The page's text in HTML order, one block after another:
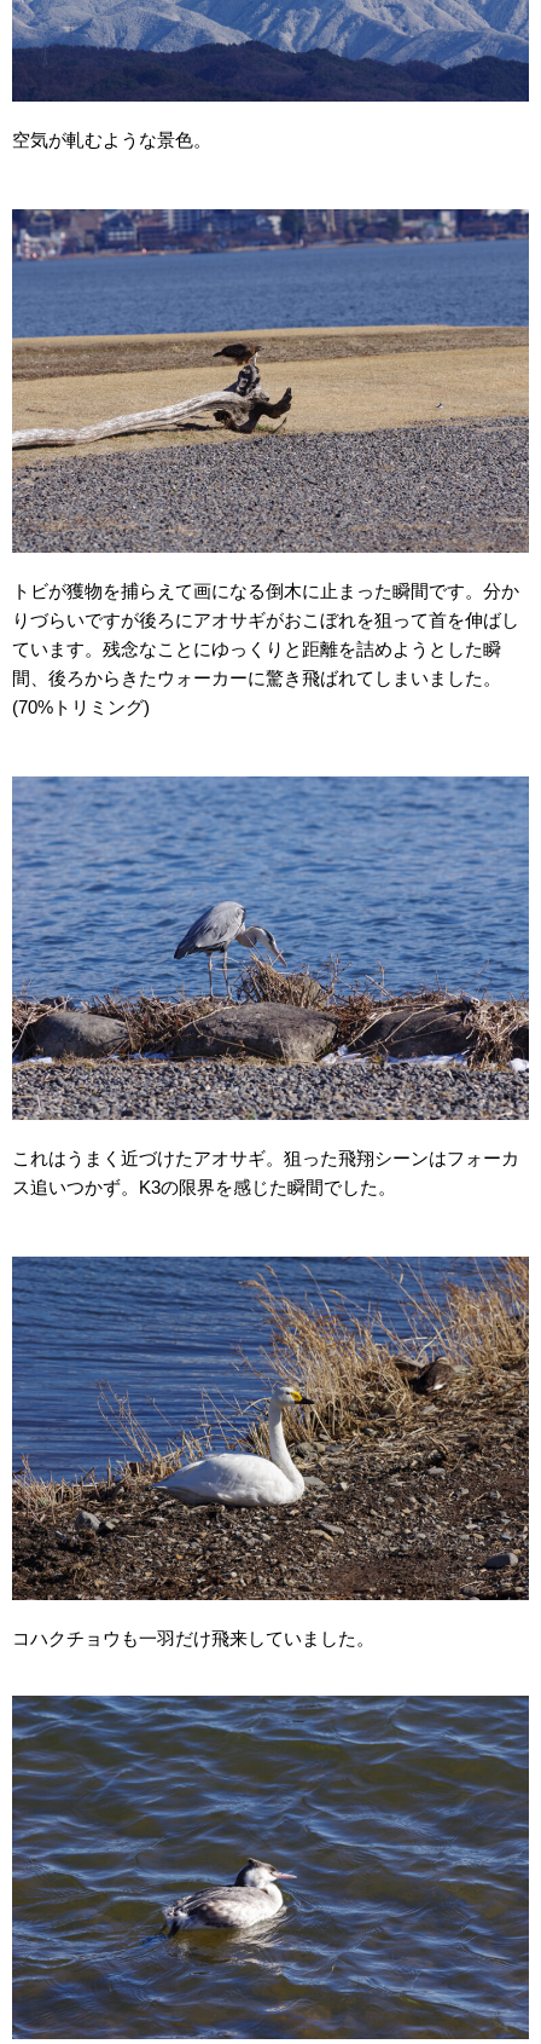
空気が軋むような景色。
トビが獲物を捕らえて画になる倒木に止まった瞬間です。分か
りづらいですが後ろにアオサギがおこぼれを狙って首を伸ばし
ています。残念なことにゆっくりと距離を詰めようとした瞬
間、後ろからきたウォーカーに驚き飛ばれてしまいました。
(70%トリミング)
これはうまく近づけたアオサギ。狙った飛翔シーンはフォーカ
ス追いつかず。K3の限界を感じた瞬間でした。
コハクチョウも一羽だけ飛来していました。